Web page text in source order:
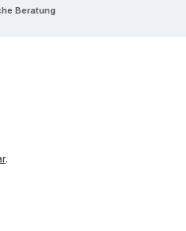
Beratung
.